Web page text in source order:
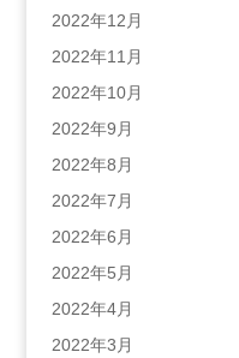
2022年12月
2022年11月
2022年10月
2022年9月
2022年8月
2022年7月
2022年6月
2022年5月
2022年4月
2022年3月